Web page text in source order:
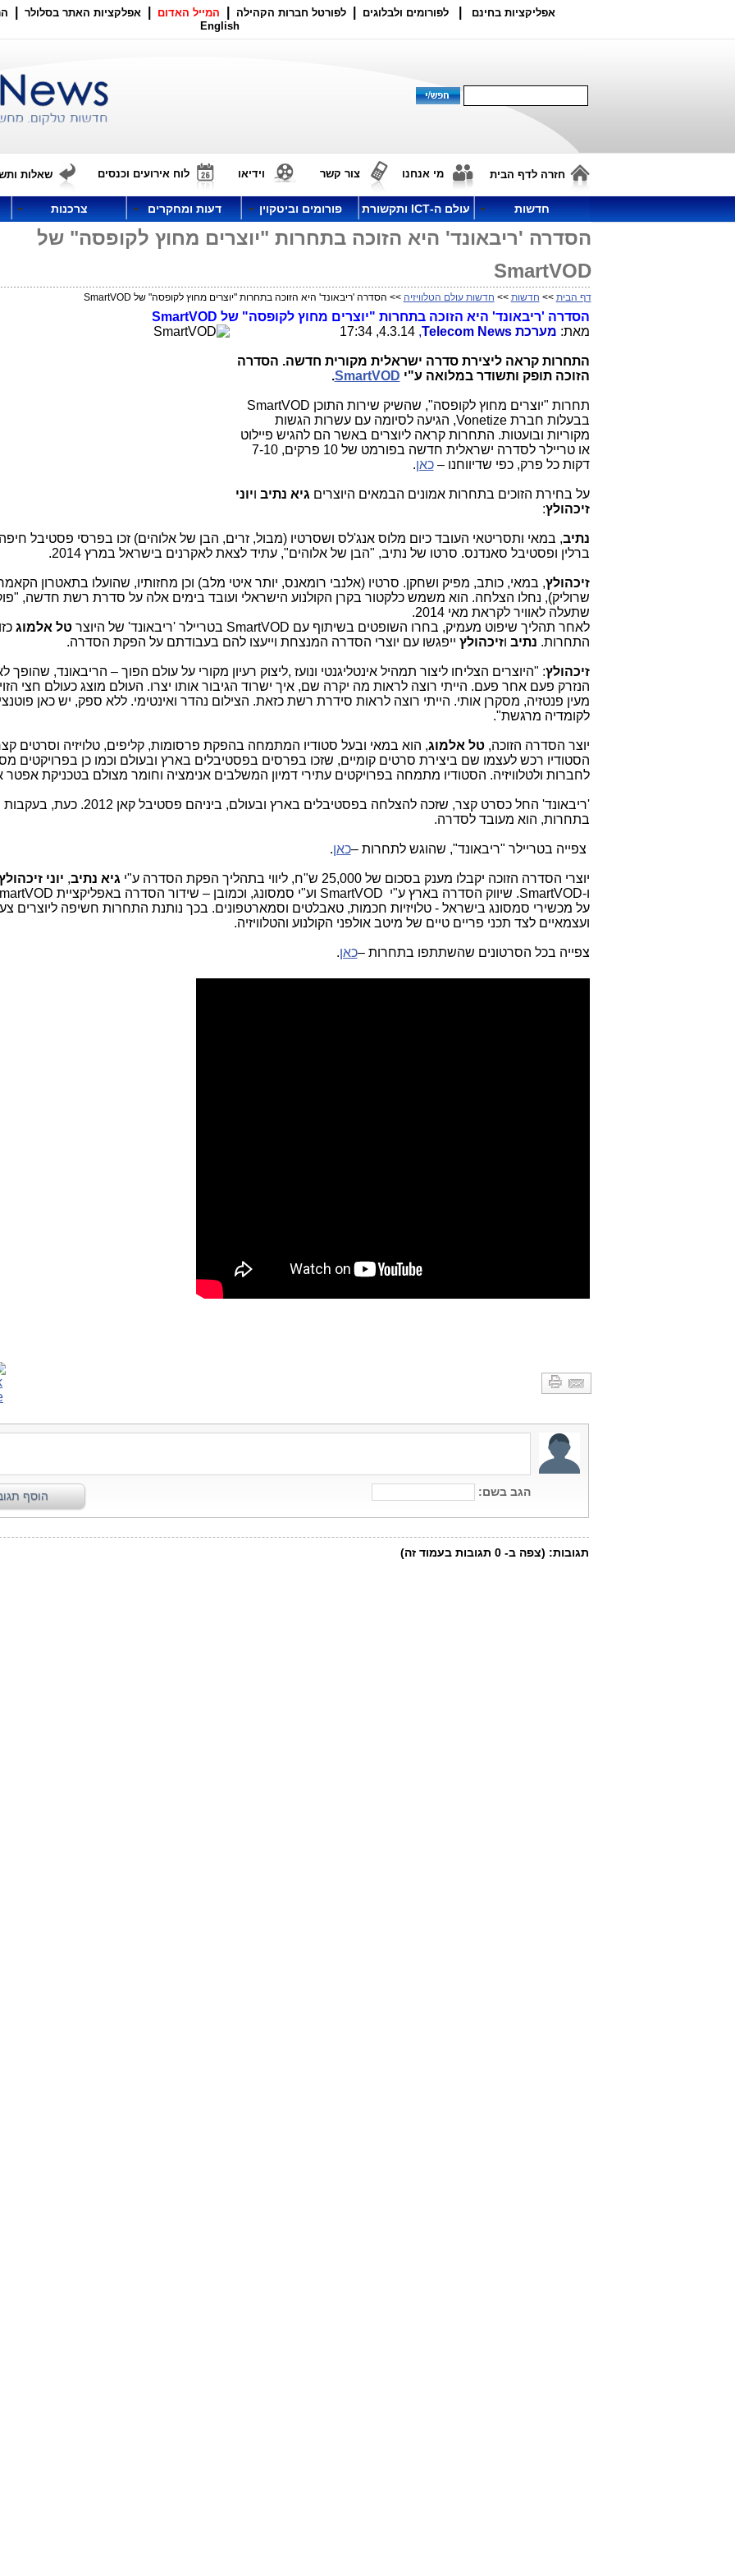
אפליקציות בחינם לפורומים ולבלוגים לפורטל חברות הקהילה המייל האדום אפלקציות האתר בסלולר
English
חזרה לדף הבית מי אנחנו צור קשר וידיאו לוח אירועים וכנסים שאלות
חדשות עולם ה-ICT ותקשורת פורומים וביטקוין דעות ומחקרים צרכנות
הסדרה 'ריבאונד' היא הזוכה בתחרות "יוצרים מחוץ לקופסה" של
SmartVOD
דף הבית >> חדשות >> חדשות עולם הטלוויזיה >> הסדרה 'ריבאונד' היא הזוכה בתחרות "יוצרים מחוץ לקופסה" של SmartVOD
הסדרה 'ריבאונד' היא הזוכה בתחרות "יוצרים מחוץ לקופסה" של SmartVOD
מאת: מערכתTelecom News
,
4.3.14, 17:34
התחרות קראה ליצירת סדרה ישראלית מקורית חדשה. הסדרה
הזוכה תופק ותשודר במלואה ע"י SmartVOD
.
תחרות "יוצרים מחוץ לקופסה", שהשיק שירות התוכן SmartVOD
בבעלות חברת,Vonetize הגיעה לסיומה עם עשרות הגשות
מקוריות ובועטות. התחרות קראה ליוצרים באשר הם להגיש פיילוט
או טריילר לסדרה ישראלית חדשה בפורמט של 10 פרקים, 7-10
דקות כל פרק, כפי שדיווחנו –כאן.
על בחירת הזוכים בתחרות אמונים הבמאים היוצרים גיא נתיב ויוני
זיכהולץ:
נתיב, במאי ותסריטאי העובד כיום מלוס אנג'לס ושסרטיו (מבול, זרים, הבן של אלוהים) זכו בפרסי פסטיבל
ברלין ופסטיבל סאנדנס. סרטו של נתיב, "הבן של אלוהים", עתיד לצאת לאקרנים בישראל במרץ 2014.
זיכהולץ
שרוליק), נחלו הצלחה. הוא משמש כלקטור בקרן הקולנוע הישראלי ועובד בימים אלה על סדרת רשת חדשה,
שתעלה לאוויר לקראת מאי 2014.
לאחר תהליך שיפוט מעמיק, בחרו השופטים בשיתוף עם SmartVOD בטריילר 'ריבאונד' של היוצרטל אלמוג
התחרות. נתיב וזיכהולץ ייפגשו עם יוצרי הסדרה המנצחת וייעצו להם בעבודתם על הפקת הסדרה.
זיכהולץ: "היוצרים הצליחו ליצור תמהיל אינטליגנטי ונועז ,ליצוק רעיון מקורי על עולם הפוך – הריבאונד, שהופך
הנזרק פעם אחר פעם. הייתי רוצה לראות מה יקרה שם, איך ישרוד הגיבור אותו יצרו. העולם מוצג כעולם חצי
מעין פנטזיה, מסקרן אותי. הייתי רוצה לראות סידרת רשת כזאת. הצילום נהדר ואינטימי. ללא ספק, יש כאן
לקומדיה מרגשת".
יוצר הסדרה הזוכה,טל אלמוג, הוא במאי ובעל סטודיו המתמחה בהפקת פרסומות, קליפים, טלויזיה וסרטים
הסטודיו רכש לעצמו שם ביצירת סרטים קומיים, שזכו בפרסים בפסטיבלים בארץ ובעולם וכמו כן בפרויקטים
לחברות ולטלוויזיה. הסטודיו מתמחה בפרויקטים עתירי דמיון המשלבים אנימציה וחומר מצולם בטכניקת
'ריבאונד' החל כסרט קצר, שזכה להצלחה בפסטיבלים בארץ ובעולם, ביניהם
בתחרות, הוא מעובד לסדרה.
צפייה בטריילר "ריבאונד", שהוגש לתחרות –כאן.
יוצרי הסדרה הזוכה יקבלו מענק בסכום של 25,000 ש"ח, ליווי בתהליך הפקת הסדרה ע"י גיא נתיב, יוני
ו-SmartVOD. שיווק הסדרה בארץ ע"י SmartVOD וע"י סמסונג, וכמובן – שידור הסדרה באפליקציית
על מכשירי סמסונג בישראל - טלויזיות חכמות, טאבלטים וסמארטפונים. בכך נותנת התחרות חשיפה ליוצרים
ועצמאיים לצד תכני פריים טיים של מיטב אולפני הקולנוע והטלוויזיה.
צפייה בכל הסרטונים שהשתתפו בתחרות –כאן.